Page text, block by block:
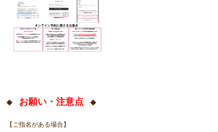
◆ お願い・注意点 ◆
【ご指名がある場合】